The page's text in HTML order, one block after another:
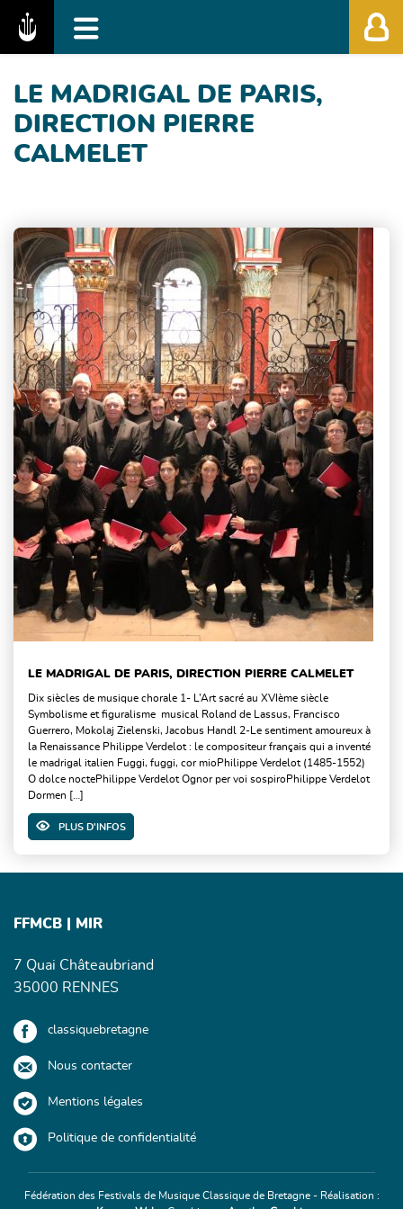
Fédération des Festivals de Musique
LE MADRIGAL DE PARIS,
DIRECTION PIERRE
CALMELET
LE MADRIGAL DE PARIS, DIRECTION PIERRE CALMELET
Dix siècles de musique chorale 1- L’Art sacré au XVIème siècle
Symbolisme et figuralisme musical Roland de Lassus, Francisco
Guerrero, Mokolaj Zielenski, Jacobus Handl 2-Le sentiment amoureux à
la Renaissance Philippe Verdelot : le compositeur français qui a inventé
le madrigal italien Fuggi, fuggi, cor mioPhilippe Verdelot (1485-1552)
O dolce noctePhilippe Verdelot Ognor per voi sospiroPhilippe Verdelot
Dormen […]
PLUS D'INFOS
FFMCB | MIR
7 Quai Châteaubriand
35000 RENNES
classiquebretagne
Nous contacter
Mentions légales
Politique de confidentialité
Fédération des Festivals de Musique Classique de Bretagne - Réalisation :